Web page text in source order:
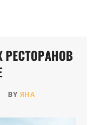
BY ЯНА